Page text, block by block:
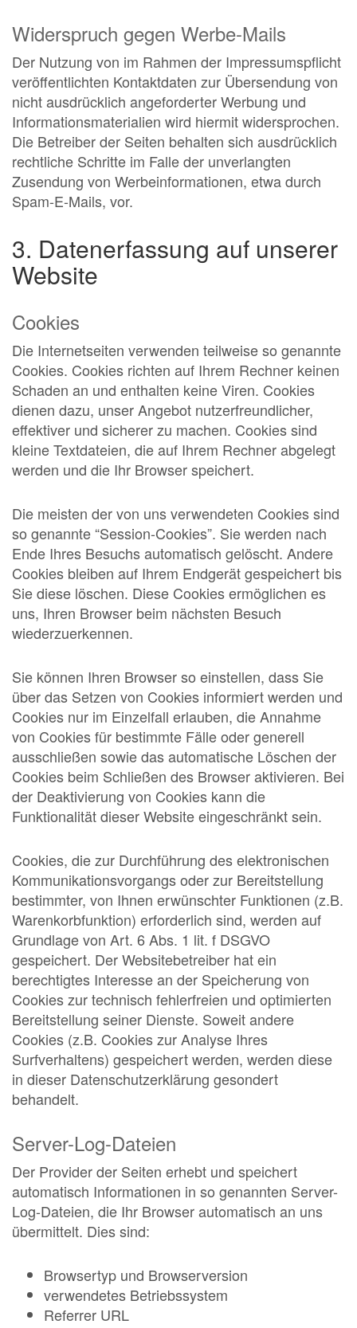
Widerspruch gegen Werbe-Mails
Der Nutzung von im Rahmen der Impressumspflicht
veröffentlichten Kontaktdaten zur Übersendung von
nicht ausdrücklich angeforderter Werbung und
Informationsmaterialien wird hiermit widersprochen.
Die Betreiber der Seiten behalten sich ausdrücklich
rechtliche Schritte im Falle der unverlangten
Zusendung von Werbeinformationen, etwa durch
Spam-E-Mails, vor.
3. Datenerfassung auf unserer
Website
Cookies
Die Internetseiten verwenden teilweise so genannte
Cookies. Cookies richten auf Ihrem Rechner keinen
Schaden an und enthalten keine Viren. Cookies
dienen dazu, unser Angebot nutzerfreundlicher,
effektiver und sicherer zu machen. Cookies sind
kleine Textdateien, die auf Ihrem Rechner abgelegt
werden und die Ihr Browser speichert.
Die meisten der von uns verwendeten Cookies sind
so genannte “Session-Cookies”. Sie werden nach
Ende Ihres Besuchs automatisch gelöscht. Andere
Cookies bleiben auf Ihrem Endgerät gespeichert bis
Sie diese löschen. Diese Cookies ermöglichen es
uns, Ihren Browser beim nächsten Besuch
wiederzuerkennen.
Sie können Ihren Browser so einstellen, dass Sie
über das Setzen von Cookies informiert werden und
Cookies nur im Einzelfall erlauben, die Annahme
von Cookies für bestimmte Fälle oder generell
ausschließen sowie das automatische Löschen der
Cookies beim Schließen des Browser aktivieren. Bei
der Deaktivierung von Cookies kann die
Funktionalität dieser Website eingeschränkt sein.
Cookies, die zur Durchführung des elektronischen
Kommunikationsvorgangs oder zur Bereitstellung
bestimmter, von Ihnen erwünschter Funktionen (z.B.
Warenkorbfunktion) erforderlich sind, werden auf
Grundlage von Art. 6 Abs. 1 lit. f DSGVO
gespeichert. Der Websitebetreiber hat ein
berechtigtes Interesse an der Speicherung von
Cookies zur technisch fehlerfreien und optimierten
Bereitstellung seiner Dienste. Soweit andere
Cookies (z.B. Cookies zur Analyse Ihres
Surfverhaltens) gespeichert werden, werden diese
in dieser Datenschutzerklärung gesondert
behandelt.
Server-Log-Dateien
Der Provider der Seiten erhebt und speichert
automatisch Informationen in so genannten Server-
Log-Dateien, die Ihr Browser automatisch an uns
übermittelt. Dies sind:
Browsertyp und Browserversion
verwendetes Betriebssystem
Referrer URL